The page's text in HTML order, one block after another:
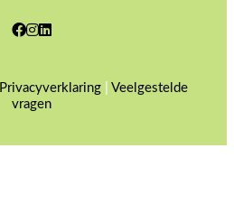
Facebook
Instagram
Privacyverklaring
Veelgestelde
vragen